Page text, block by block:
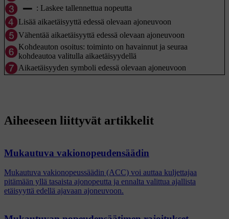
: Laskee tallennettua nopeutta
Lisää aikaetäisyyttä edessä olevaan ajoneuvoon
Vähentää aikaetäisyyttä edessä olevaan ajoneuvoon
Kohdeauton osoitus: toiminto on havainnut ja seuraa
kohdeautoa valitulla aikaetäisyydellä
Aikaetäisyyden symboli edessä olevaan ajoneuvoon
Aiheeseen liittyvät artikkelit
Mukautuva vakionopeudensäädin
Mukautuva vakionopeussäädin (ACC) voi auttaa kuljettajaa
pitämään yllä tasaista ajonopeutta ja ennalta valittua ajallista
etäisyyttä edellä ajavaan ajoneuvoon.